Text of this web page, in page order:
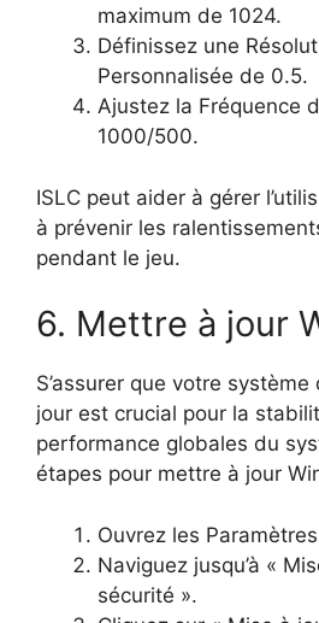
maximum de 1024.
Définissez une
Personnalisée de 0.5.
Ajustez la Fréquence
1000/500.
ISLC peut aider à gérer
à prévenir les
pendant le jeu.
6. Mettre à jour
S’assurer que votre système
jour est crucial pour la
performance globales du
étapes pour mettre à jour
Ouvrez les
Naviguez jusqu’à «
sécurité ».